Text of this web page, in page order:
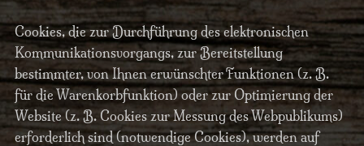
Cookies, die zur Durchführung des elektronischen
Kommunikationsvorgangs, zur Bereitstellung
bestimmter, von Ihnen erwünschter Funktionen (z. B.
für die Warenkorbfunktion) oder zur Optimierung der
Website (z. B. Cookies zur Messung des Webpublikums)
erforderlich sind (notwendige Cookies), werden auf